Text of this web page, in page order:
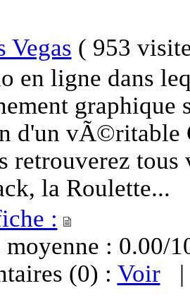
Vegas ( 953
en ligne dans
d'un vÃ©ritable
retrouverez
la Roulette...
:
moyenne :
(0) : Voir